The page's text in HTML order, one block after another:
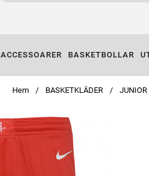
ACCESSOARER BASKETBOLLAR
Hem BASKETKLÄDER JUNIOR